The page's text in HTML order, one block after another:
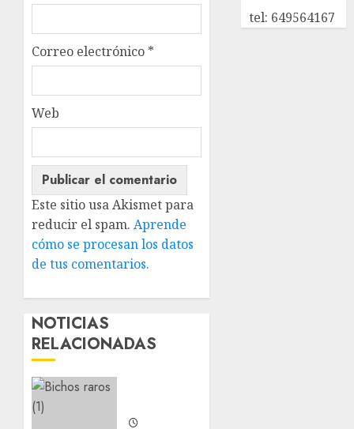
Correo electrónico *
Web
Este sitio usa Akismet para
reducir el spam. Aprende
cómo se procesan los datos
de tus comentarios.
NOTICIAS
RELACIONADAS
tel: 649564167